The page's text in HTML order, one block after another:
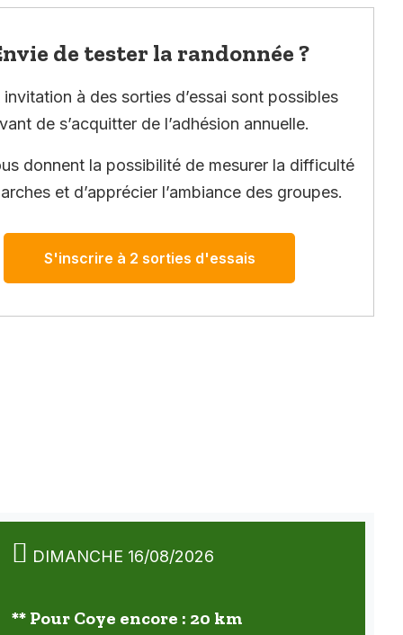
de tester la randonnée ?
invitation à des sorties d’essai sont possibles
de s’acquitter de l’adhésion annuelle.
donnent la possibilité de mesurer la difficulté
et d’apprécier l’ambiance des groupes.
S'inscrire à 2 sorties d'essais
DIMANCHE 16/08/2026
** Pour Coye encore : 20 km